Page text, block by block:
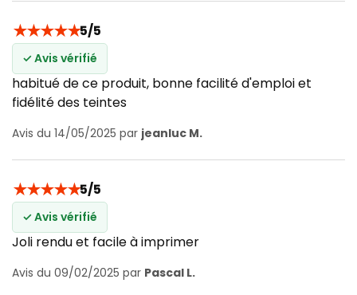
★★★★★5/5
✓ Avis vérifié
habitué de ce produit, bonne facilité d'emploi et
fidélité des teintes
Avis du 14/05/2025 par jeanluc M.
★★★★★5/5
✓ Avis vérifié
Joli rendu et facile à imprimer
Avis du 09/02/2025 par Pascal L.